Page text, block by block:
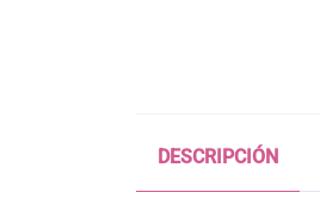
DESCRIPCIÓN